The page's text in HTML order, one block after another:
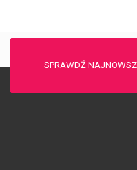
SPRAWDŹ